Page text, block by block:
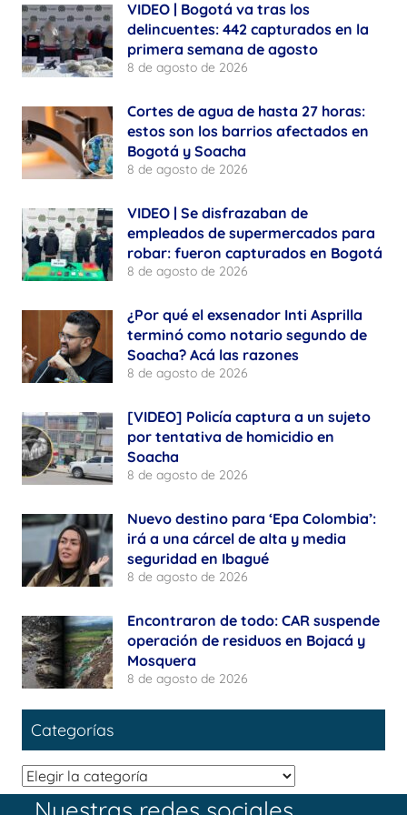
VIDEO | Bogotá va tras los
delincuentes: 442 capturados en la
primera semana de agosto
8 de agosto de 2026
Cortes de agua de hasta 27 horas:
estos son los barrios afectados en
Bogotá y Soacha
8 de agosto de 2026
VIDEO | Se disfrazaban de
empleados de supermercados para
robar: fueron capturados en Bogotá
8 de agosto de 2026
¿Por qué el exsenador Inti Asprilla
terminó como notario segundo de
Soacha? Acá las razones
8 de agosto de 2026
[VIDEO] Policía captura a un sujeto
por tentativa de homicidio en
Soacha
8 de agosto de 2026
Nuevo destino para ‘Epa Colombia’:
irá a una cárcel de alta y media
seguridad en Ibagué
8 de agosto de 2026
Encontraron de todo: CAR suspende
operación de residuos en Bojacá y
Mosquera
8 de agosto de 2026
Categorías
Categorías